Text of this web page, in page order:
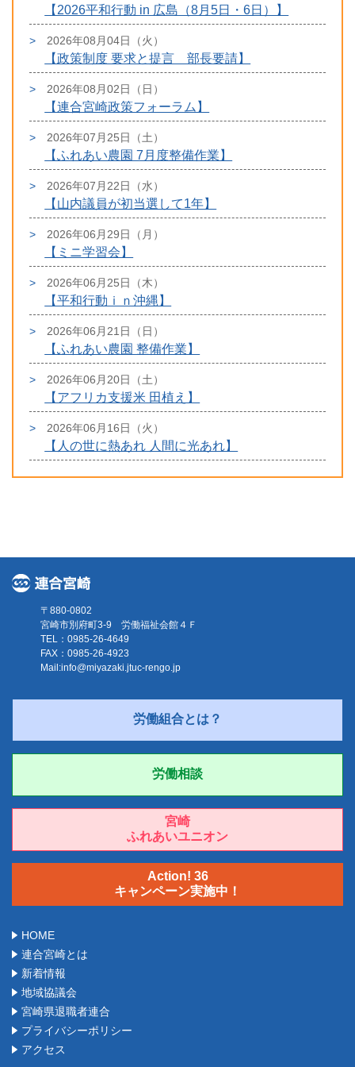
【2026平和行動 in 広島（8月5日・6日）】
2026年08月04日（火）
【政策制度 要求と提言 部長要請】
2026年08月02日（日）
【連合宮崎政策フォーラム】
2026年07月25日（土）
【ふれあい農園 7月度整備作業】
2026年07月22日（水）
【山内議員が初当選して1年】
2026年06月29日（月）
【ミニ学習会】
2026年06月25日（木）
【平和行動ｉｎ沖縄】
2026年06月21日（日）
【ふれあい農園 整備作業】
2026年06月20日（土）
【アフリカ支援米 田植え】
2026年06月16日（火）
【人の世に熱あれ 人間に光あれ】
〒880-0802
宮崎市別府町3-9 労働福祉会館４Ｆ
TEL：0985-26-4649
FAX：0985-26-4923
Mail:info@miyazaki.jtuc-rengo.jp
労働組合とは？
労働相談
宮崎
ふれあいユニオン
Action! 36
キャンペーン実施中！
HOME
連合宮崎とは
新着情報
地域協議会
宮崎県退職者連合
プライバシーポリシー
アクセス